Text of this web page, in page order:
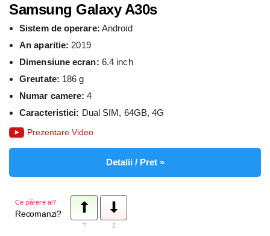
Samsung Galaxy A30s
Sistem de operare: Android
An aparitie: 2019
Dimensiune ecran: 6.4 inch
Greutate: 186 g
Numar camere: 4
Caracteristici: Dual SIM, 64GB, 4G
Prezentare Video
Detalii / Pret »
Ce părere ai?
Recomanzi?
7 2